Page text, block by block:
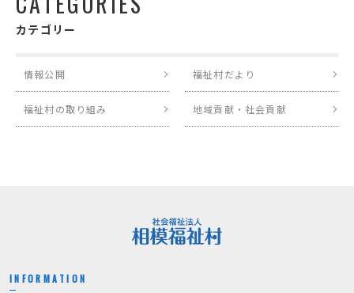
カテゴリー
情報公開 福祉村だより
福祉村の取り組み 地域貢献・社会貢献
INFORMATION